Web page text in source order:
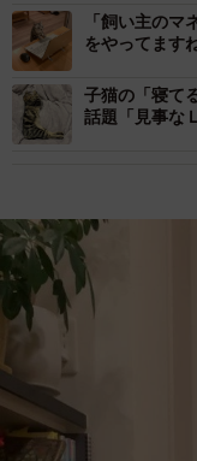
「飼い主の
をやってます
子猫の「寝て
話題「見事な